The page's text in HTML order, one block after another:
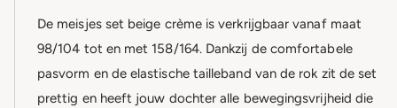
De meisjes set beige crème is verkrijgbaar vanaf maat
98/104 tot en met 158/164. Dankzij de comfortabele
pasvorm en de elastische tailleband van de rok zit de set
prettig en heeft jouw dochter alle bewegingsvrijheid die